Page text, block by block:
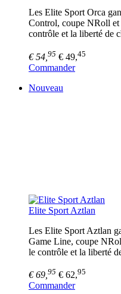
Les Elite Sport Orca
Control, coupe NRoll
contrôle et la liberté de
€ 54, 95 € 49,45
Commander
Nouveau
Elite Sport Aztlan
Les Elite Sport Aztlan
Game Line, coupe
le contrôle et la liberté
€ 69, 95 € 62,95
Commander